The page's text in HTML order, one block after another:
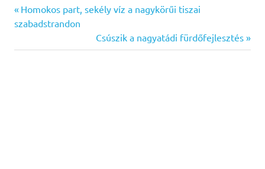
Bejegyzés
Previous
Post:
Homokos part, sekély víz a nagykörűi tiszai
szabadstrandon
Next
Post:
Csúszik a nagyatádi fürdőfejlesztés